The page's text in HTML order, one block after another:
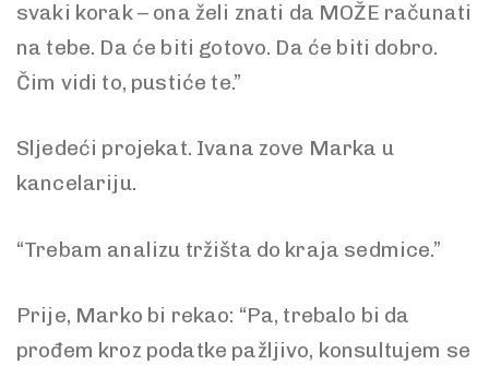
svaki korak – ona želi znati da MOŽE računati
na tebe. Da će biti gotovo. Da će biti dobro.
Čim vidi to, pustiće te.”
Sljedeći projekat. Ivana zove Marka u
kancelariju.
“Trebam analizu tržišta do kraja sedmice.”
Prije, Marko bi rekao: “Pa, trebalo bi da
prođem kroz podatke pažljivo, konsultujem se